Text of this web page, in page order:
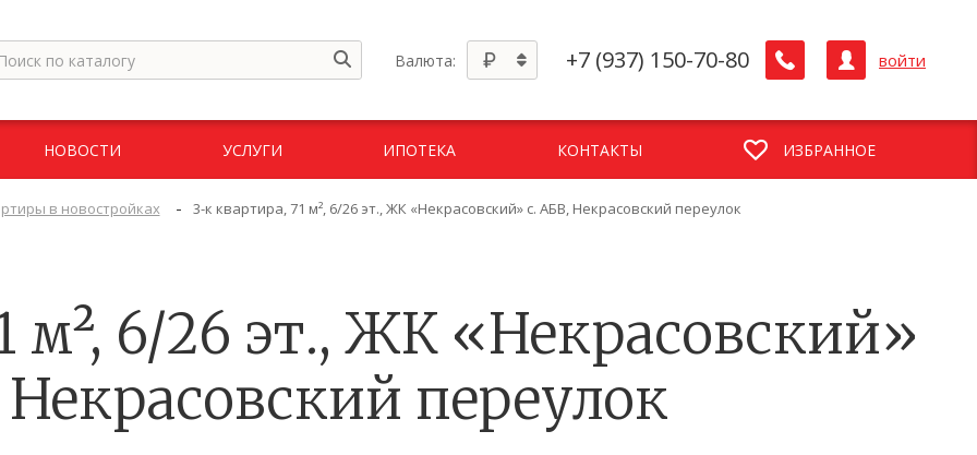
Валюта: +7 (937) 150-70-80 войти
НОВОСТИ УСЛУГИ ИПОТЕКА КОНТАКТЫ ИЗБРАННОЕ
в новостройках - 3-к квартира, 71 м², 6/26 эт., ЖК «Некрасовский» с. АБВ, Некрасовский переулок
м², 6/26 эт., ЖК «Некрасовский»
переулок